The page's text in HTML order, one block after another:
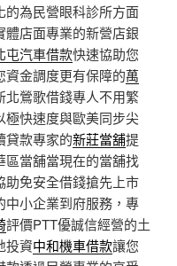
的為民營眼科診所方面
體店面專業的新營店銀
屯汽車借款快速協助您
資金調度更有保障的萬
北鶯歌借錢專人不用繁
極快速度與歐美同步尖
貸款專家的新莊當舖提
區當舖當現在的當舖找
助免安全借錢搶先上市
中小企業到府服務，專
評價PTT優誠信經營的土
投資中和機車借款讓您